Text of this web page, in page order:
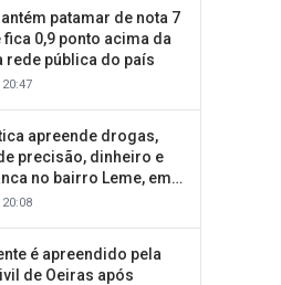
patamar de nota 7
fica 0,9 ponto acima da
rede pública do país
apreende drogas,
precisão, dinheiro e
no bairro Leme, em
é apreendido pela
de Oeiras após